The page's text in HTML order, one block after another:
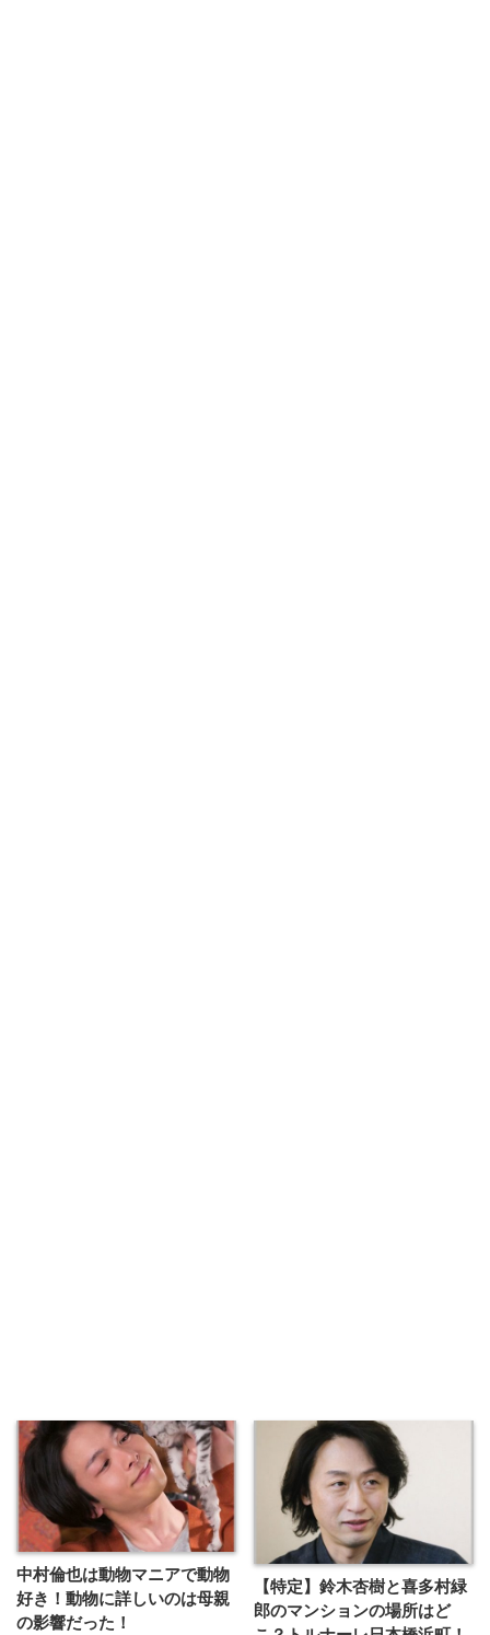
中村倫也は動物マニアで動物
好き！動物に詳しいのは母親
の影響だった！
【特定】鈴木杏樹と喜多村緑
郎のマンションの場所はど